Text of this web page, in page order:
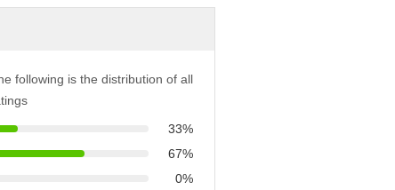
following is the distribution of all
33%
67%
0%